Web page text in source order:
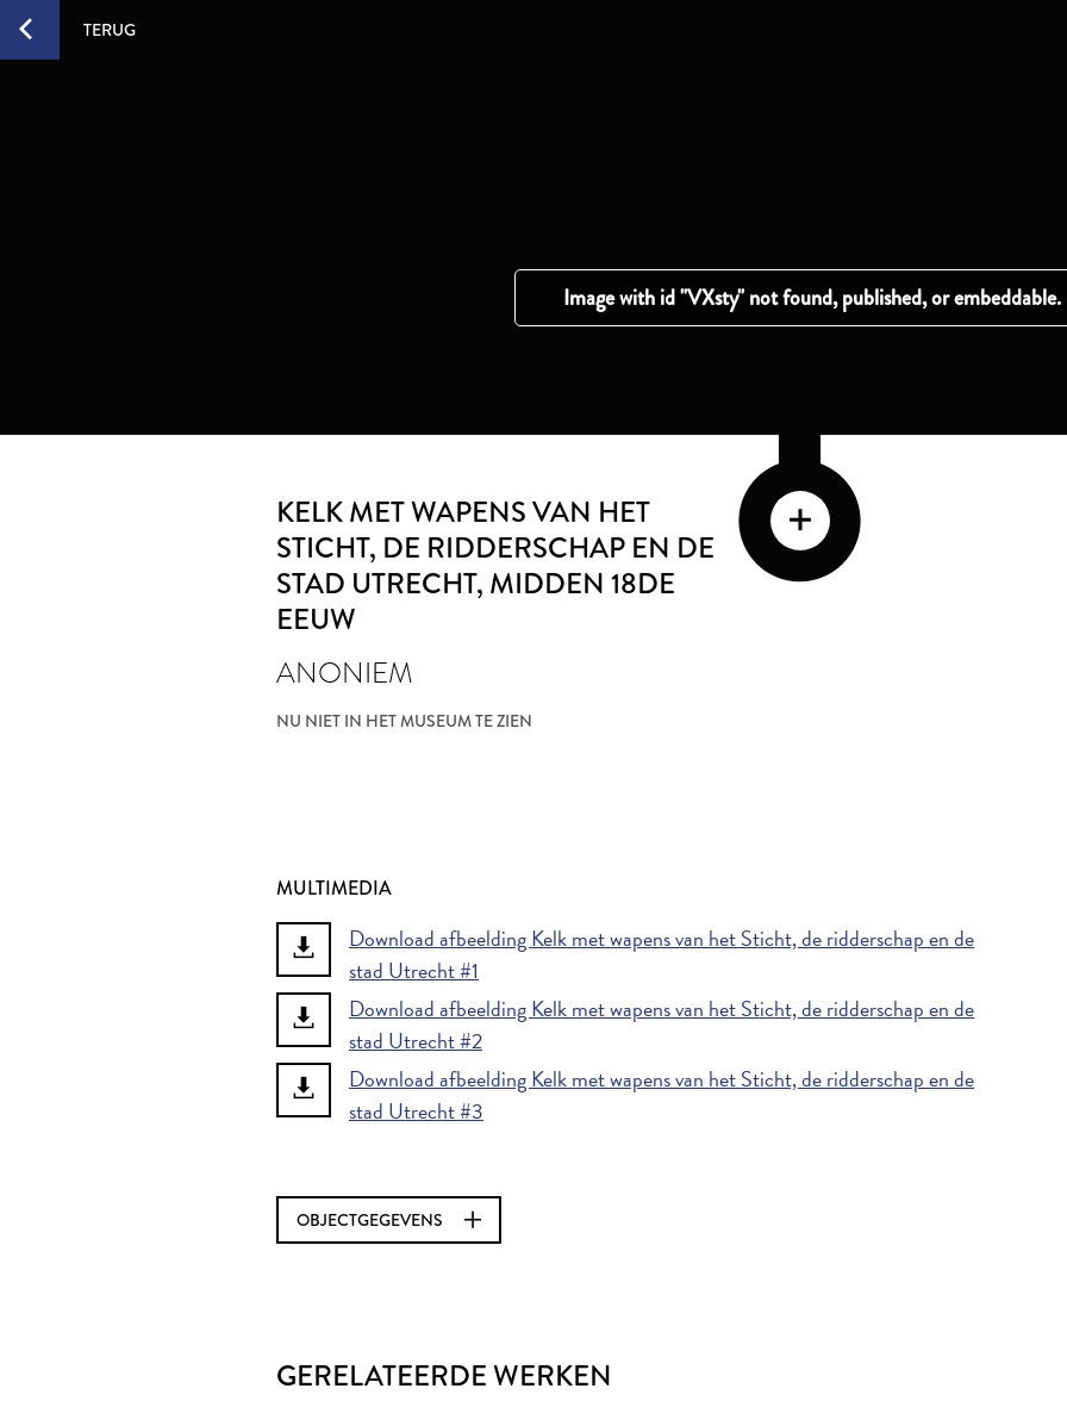
TERUG
KELK MET WAPENS VAN HET
STICHT, DE RIDDERSCHAP EN DE
STAD UTRECHT, MIDDEN 18DE
EEUW
ANONIEM
NU NIET IN HET MUSEUM TE ZIEN
MULTIMEDIA
Download afbeelding Kelk met wapens van het Sticht, de ridderschap en de
stad Utrecht #1
Download afbeelding Kelk met wapens van het Sticht, de ridderschap en de
stad Utrecht #2
Download afbeelding Kelk met wapens van het Sticht, de ridderschap en de
stad Utrecht #3
OBJECTGEGEVENS
GERELATEERDE WERKEN